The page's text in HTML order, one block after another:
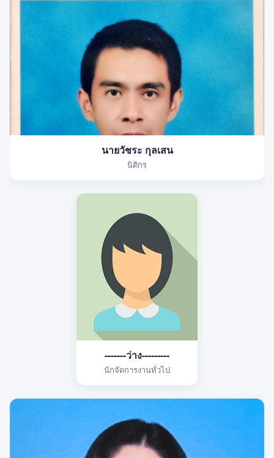
นายวัชระ กุลเสน
นิติกร
-------ว่าง---------
นักจัดการงานทั่วไป